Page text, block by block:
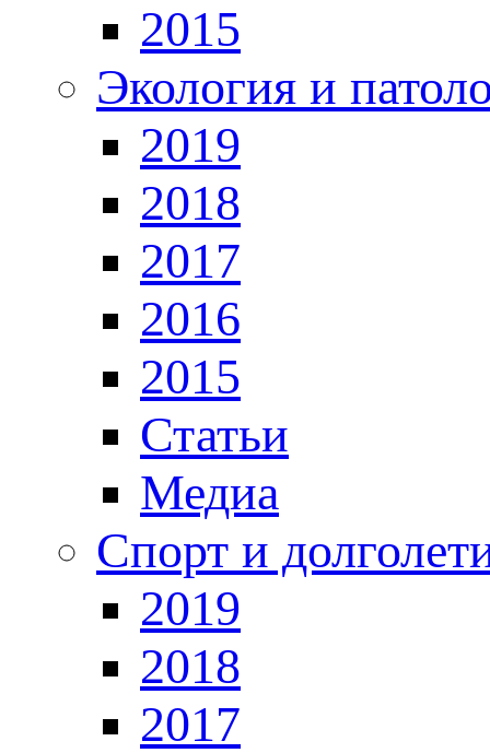
2015
Экология и
2019
2018
2017
2016
2015
Статьи
Медиа
Спорт и
2019
2018
2017